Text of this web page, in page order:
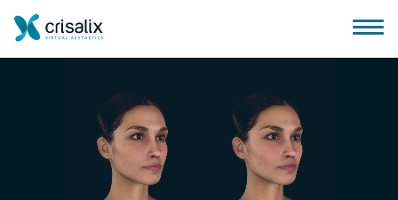
Startseite für Chirurgen